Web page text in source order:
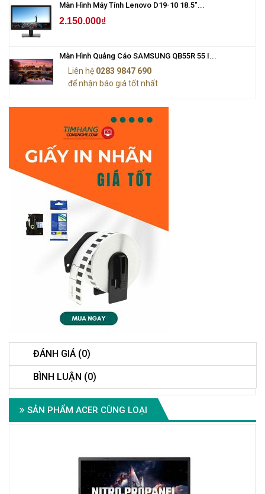
Màn Hình Máy Tính Lenovo D19-10 18.5"...
2.150.000₫
Màn Hình Quảng Cáo SAMSUNG QB55R 55 I...
Liên hệ 0283 9847 690
để nhận báo giá tốt nhất
ĐÁNH GIÁ (0)
BÌNH LUẬN (0)
SẢN PHẨM ACER CÙNG LOẠI